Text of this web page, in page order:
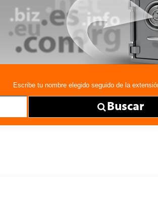
Escribe tu nombre elegido seguido de la
Buscar